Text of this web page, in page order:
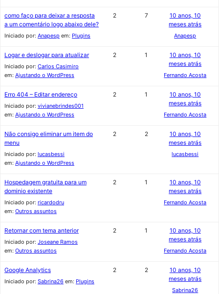
como faço para deixar a resposta
a um comentário logo abaixo dele?
Iniciado por: Anapesp em: Plugins
2 7
10 anos, 10
meses atrás
Anapesp
Logar e deslogar para atualizar
Iniciado por: Carlos Casimiro
em: Ajustando o WordPress
2 1
10 anos, 10
meses atrás
Fernando Acosta
Erro 404 – Editar endereço
Iniciado por: vivianebrindes001
em: Ajustando o WordPress
2 1
10 anos, 10
meses atrás
Fernando Acosta
Não consigo eliminar um item do
menu
Iniciado por: lucasbessi
em: Ajustando o WordPress
2 2
10 anos, 10
meses atrás
lucasbessi
Hospedagem gratuita para um
dominio existente
Iniciado por: ricardodru
em: Outros assuntos
2 1
10 anos, 10
meses atrás
Fernando Acosta
Retornar com tema anterior
Iniciado por: Joseane Ramos
em: Outros assuntos
2 1
10 anos, 10
meses atrás
Fernando Acosta
Google Analytics
Iniciado por: Sabrina26 em: Plugins
2 2
10 anos, 10
meses atrás
Sabrina26